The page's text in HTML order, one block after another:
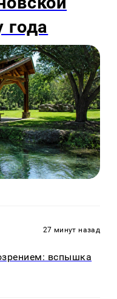
года
27 минут назад
вспышка